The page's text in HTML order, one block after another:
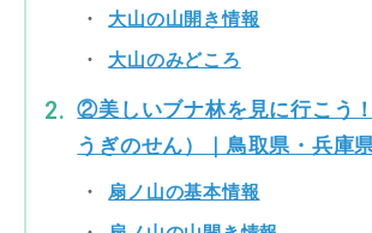
大山の山開き情報
大山のみどころ
②美しいブナ林を見に行こう
うぎのせん）｜鳥取県・兵庫
扇ノ山の基本情報